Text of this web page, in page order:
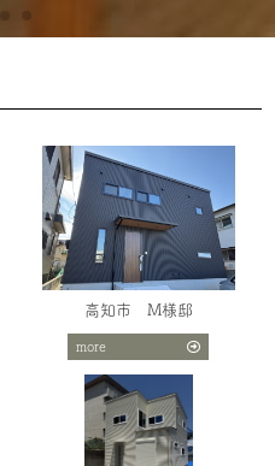
高知市 M様邸
more